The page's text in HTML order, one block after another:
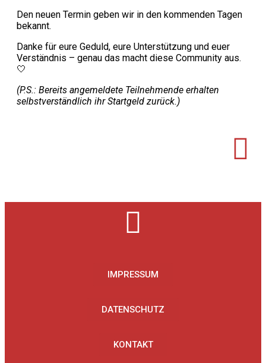
Den neuen Termin geben wir in den kommenden Tagen
bekannt.
Danke für eure Geduld, eure Unterstützung und euer
Verständnis – genau das macht diese Community aus.
🤍
(P.S.: Bereits angemeldete Teilnehmende erhalten
selbstverständlich ihr Startgeld zurück.)
IMPRESSUM
DATENSCHUTZ
KONTAKT